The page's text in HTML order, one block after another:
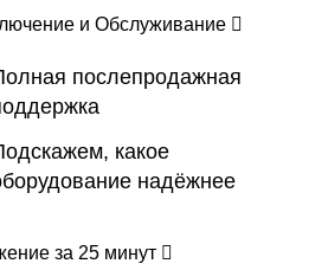
и Обслуживание
послепродажная
какое
надёжнее
за 25 минут